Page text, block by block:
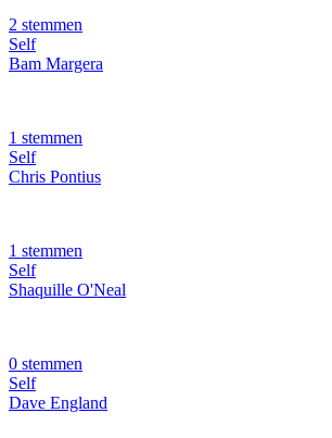
2 stemmen
Self
Bam Margera
1 stemmen
Self
Chris Pontius
1 stemmen
Self
Shaquille O'Neal
0 stemmen
Self
Dave England